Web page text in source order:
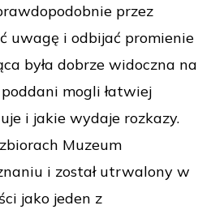
przez
uwagę i odbijać promienie
była dobrze widoczna na
mogli łatwiej
i jakie wydaje rozkazy.
Muzeum
i został utrwalony w
jako jeden z